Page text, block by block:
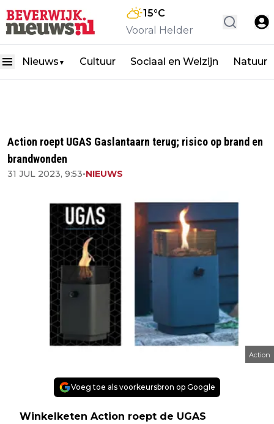
15°C
Vooral Helder
Nieuws ▼ Cultuur Sociaal en Welzijn Natuur
Action roept UGAS Gaslantaarn terug; risico op brand en
brandwonden
31 JUL 2023, 9:53•NIEUWS
Action
Voeg toe als voorkeursbron op Google
Winkelketen Action roept de UGAS